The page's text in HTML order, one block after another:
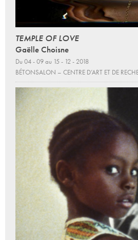
TEMPLE OF LOVE
Gaëlle Choisne
Du 04 - 09 au 15 - 12 - 2018
BÉTONSALON – CENTRE D’ART ET DE